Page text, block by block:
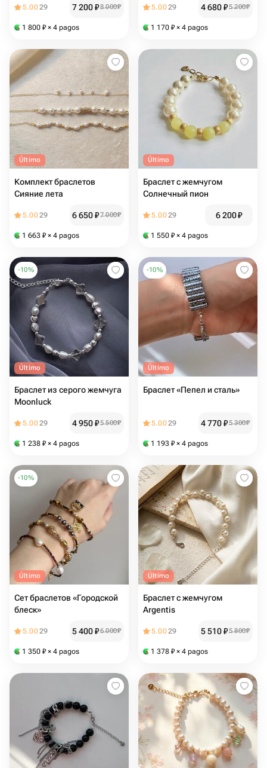
5.0029 7 200₽8 000₽
1 800 ₽ × 4 pagos
5.0029 4 680₽5 200₽
1 170 ₽ × 4 pagos
Último
Комплект браслетов
Сияние лета
5.0029 6 650₽7 000₽
1 663 ₽ × 4 pagos
Último
Браслет с жемчугом
Солнечный пион
5.0029 6 200₽
1 550 ₽ × 4 pagos
-10%
Último
Браслет из серого жемчуга
Moonluck
5.0029 4 950₽5 500₽
1 238 ₽ × 4 pagos
-10%
Último
Браслет «Пепел и сталь»
5.0029 4 770₽5 300₽
1 193 ₽ × 4 pagos
-10%
Último
Сет браслетов «Городской
блеск»
5.0029 5 400₽6 000₽
1 350 ₽ × 4 pagos
Último
Браслет с жемчугом
Argentis
5.0029 5 510₽5 800₽
1 378 ₽ × 4 pagos